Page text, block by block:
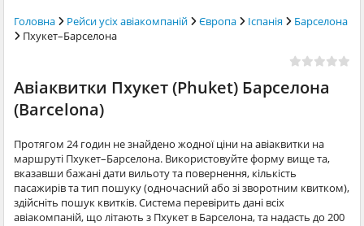
Головна Рейси усіх авіакомпаній Європа Іспанія
Барселона
Пхукет–Барселона
Авіаквитки Пхукет (Phuket) Барселона
(Barcelona)
Протягом 24 годин не знайдено жодної ціни на авіаквитки на
маршруті Пхукет–Барселона. Використовуйте форму вище та,
вказавши бажані дати вильоту та повернення, кількість
пасажирів та тип пошуку (одночасний або зі зворотним квитком),
здійсніть пошук квитків. Система перевірить дані всіх
авіакомпаній, що літають з Пхукет в Барселона, та надасть до 200